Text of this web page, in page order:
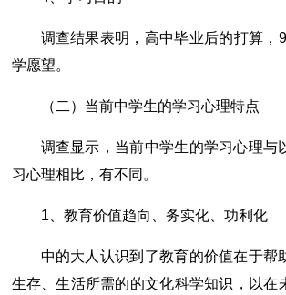
调查结果表明，高中毕业后的打算，
学愿望。
（二）当前中学生的学习心理特点
调查显示，当前中学生的学习心理与
习心理相比，有不同。
1、教育价值趋向、务实化、功利化
中的大人认识到了教育的价值在于帮
生存、生活所需的的文化科学知识，以在